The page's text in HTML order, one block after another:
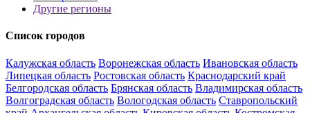
Другие регионы
Список городов
Калужская область Воронежская область Ивановская область
Липецкая область Ростовская область Краснодарский край
Белгородская область Брянская область Владимирская область
Волгоградская область Вологодская область Ставропольский